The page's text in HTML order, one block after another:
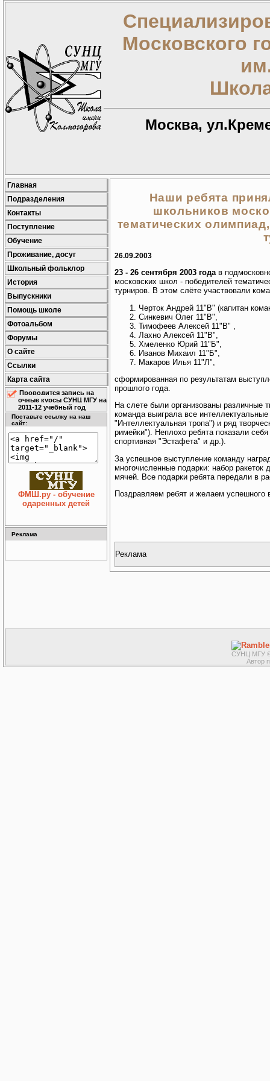
Московского
Москва,
Главная
Подразделения
Контакты
Поступление
Обучение
Проживание, досуг
Школьный фольклор
История
Выпускники
Помощь школе
Фотоальбом
Форумы
О сайте
Ссылки
Карта сайта
Проводится запись на
очные курсы СУНЦ МГУ на
2011-12 учебный год
Поставьте ссылку на наш
сайт:
ФМШ.ру - обучение
одаренных детей
Реклама
Наши ребята
школьников
тематических
26.09.2003
23 - 26 сентября 2003 годав
московских школ - победителей
турниров. В этом слёте участвовали
Черток Андрей 11"В" (капитан
Синкевич Олег 11"В",
Тимофеев Алексей 11"В" ,
Лахно Алексей 11"В",
Хмеленко Юрий 11"Б",
Иванов Михаил 11"Б",
Макаров Илья 11"Л",
сформированная по результатам
прошлого года.
На слете были организованы различные
команда выиграла все
"Интеллектуальная тропа") и ряд
римейки"). Неплохо ребята показали
спортивная "Эстафета" и др.).
За успешное выступление команду
многочисленные подарки: набор
мячей. Все подарки ребята передали в
Поздравляем ребят и желаем успешного
Реклама
СУНЦ МГУ ©
Автор